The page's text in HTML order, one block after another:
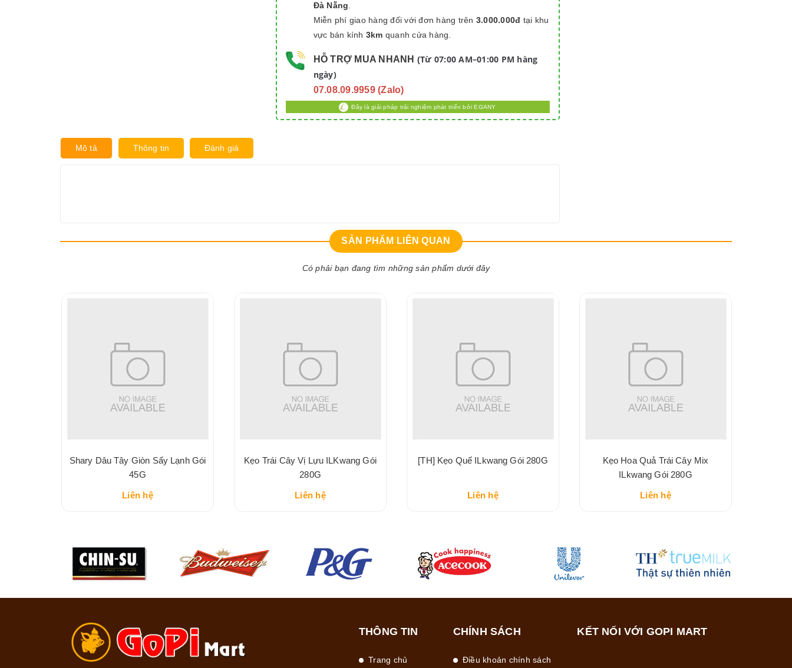
Đà Nẵng
Miễn phí giao hàng đối với đơn hàng trên 3.000.000đ tại khu
vực bán kính 3km quanh cửa hàng.
HỖ TRỢ MUA NHANH (Từ 07:00 AM–01:00 PM hàng
ngày)
07.08.09.9959 (Zalo)
Đây là giải pháp trải nghiệm phát triển bởi EGANY
Mô tả Thông tin Đánh giá
SẢN PHẨM LIÊN QUAN
Có phải bạn đang tìm những sản phẩm dưới đây
Shary Dâu Tây Giòn Sấy Lạnh Gói
45G
Liên hệ
Kẹo Trái Cây Vị Lựu ILKwang Gói
280G
Liên hệ
[TH] Kẹo Quế ILkwang Gói 280G
Liên hệ
Kẹo Hoa Quả Trái Cây Mix
ILkwang Gói 280G
Liên hệ
THÔNG TIN
Trang chủ
CHÍNH SÁCH
Điều khoản chính sách
KẾT NỐI VỚI GOPI MART